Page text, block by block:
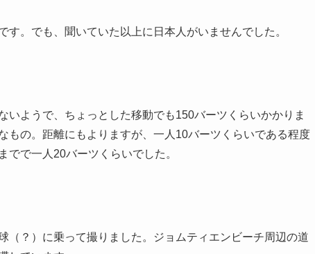
。でも、聞いていた以上に日本人がいませんでした。
ようで、ちょっとした移動でも150バーツくらいかかりま
もの。距離にもよりますが、一人10バーツくらいである程度
で一人20バーツくらいでした。
（？）に乗って撮りました。ジョムティエンビーチ周辺の道